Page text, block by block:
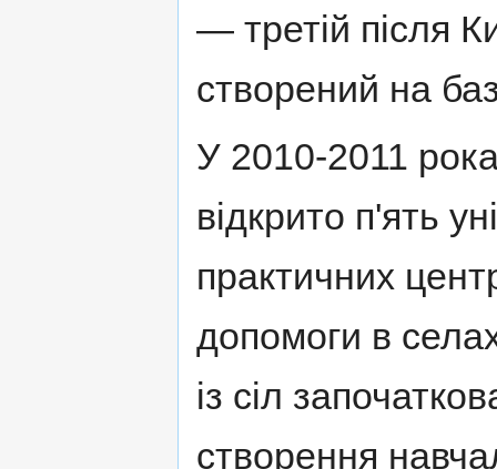
— третій після
створений на
У 2010-2011
відкрито п'ять
практичних
допомоги в
із сіл
створення